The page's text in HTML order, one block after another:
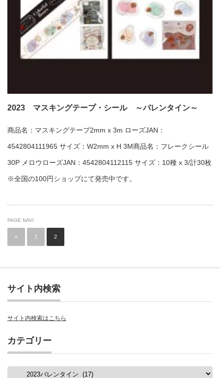
2023 マスキングテープ・シール ～バレンタイン～
商品名：マスキングテープ2mm x 3m ローズJAN：
4542804111965 サイズ：W2mm x H 3M商品名：フレークシール
30P メロウローズJAN：4542804112115 サイズ：10種 x 3/計30枚
※全国の100円ショップにて発売中です。
PAGE NAVI
« 1 2
サイト内検索
サイト内検索はこちら
カテゴリー
カ